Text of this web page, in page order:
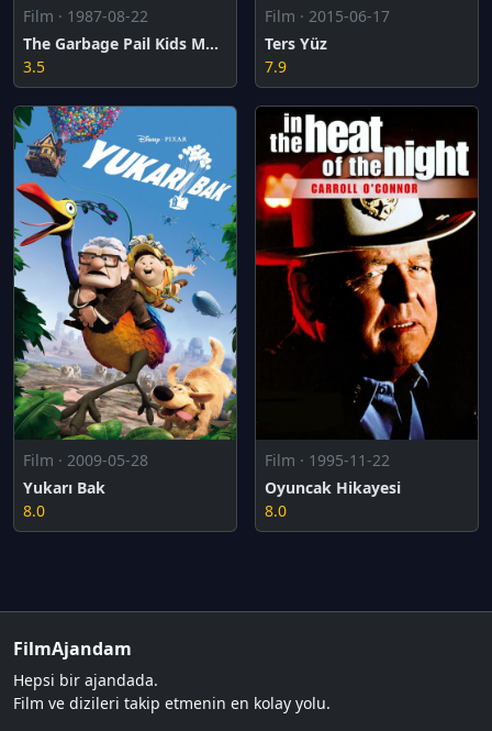
Film · 1987-08-22
The Garbage Pail Kids Movie
3.5
Film · 2015-06-17
Ters Yüz
7.9
Film · 2009-05-28
Yukarı Bak
8.0
Film · 1995-11-22
Oyuncak Hikayesi
8.0
FilmAjandam
Hepsi bir ajandada.
Film ve dizileri takip etmenin en kolay yolu.